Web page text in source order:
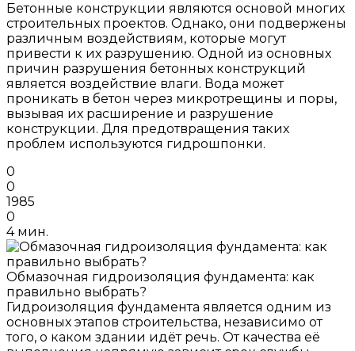
Бетонные конструкции являются основой многих
строительных проектов. Однако, они подвержены
различным воздействиям, которые могут
привести к их разрушению. Одной из основных
причин разрушения бетонных конструкций
является воздействие влаги. Вода может
проникать в бетон через микротрещины и поры,
вызывая их расширение и разрушение
конструкции. Для предотвращения таких
проблем используются гидрошпонки.
0
0
1985
0
4 мин.
Обмазочная гидроизоляция фундамента: как
правильно выбрать?
Гидроизоляция фундамента является одним из
основных этапов строительства, независимо от
того, о каком здании идёт речь. От качества её